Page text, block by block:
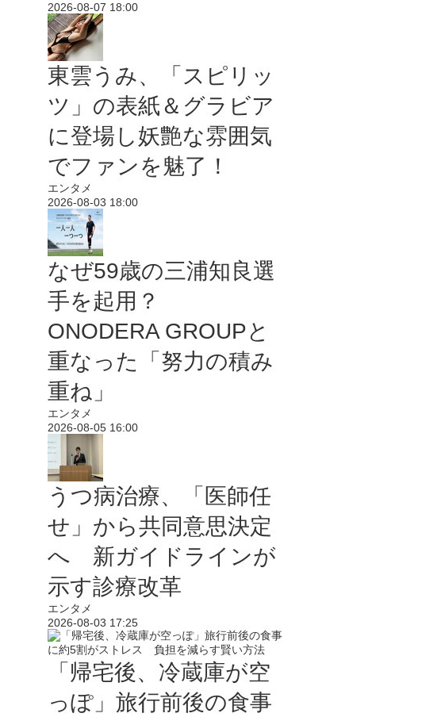
2026-08-07 18:00
東雲うみ、「スピリッ
ツ」の表紙＆グラビア
に登場し妖艶な雰囲気
でファンを魅了！
エンタメ
2026-08-03 18:00
なぜ59歳の三浦知良選
手を起用？
ONODERA GROUPと
重なった「努力の積み
重ね」
エンタメ
2026-08-05 16:00
うつ病治療、「医師任
せ」から共同意思決定
へ 新ガイドラインが
示す診療改革
エンタメ
2026-08-03 17:25
「帰宅後、冷蔵庫が空
っぽ」旅行前後の食事